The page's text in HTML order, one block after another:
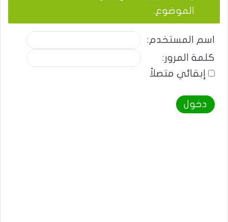
الموضوع.
اسم المستخدم:
كلمة المرور:
إبقائي متصلاً
دخول